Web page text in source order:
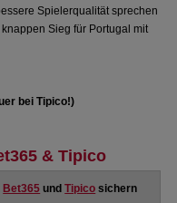
Spielerqualität sprechen
Sieg für Portugal mit
bei Tipico!)
& Tipico
Bet365 undTipico sichern